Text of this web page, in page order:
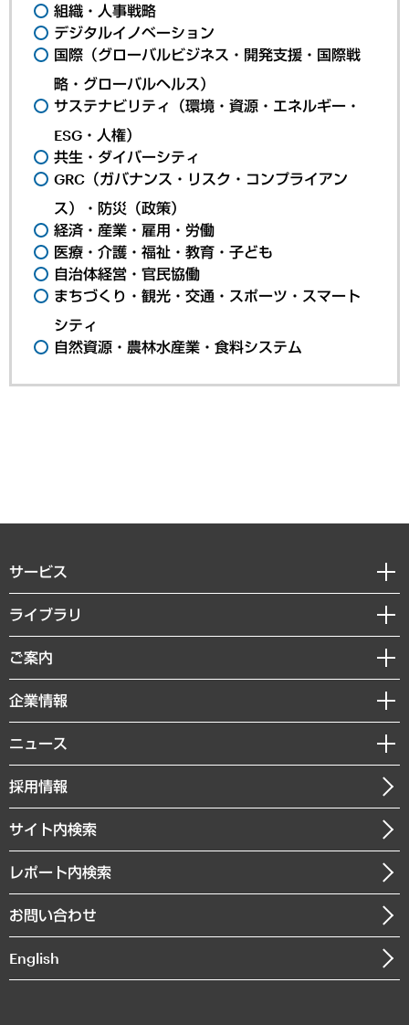
組織・人事戦略
デジタルイノベーション
国際（グローバルビジネス・開発支援・国際戦
略・グローバルヘルス）
サステナビリティ（環境・資源・エネルギー・
ESG・人権）
共生・ダイバーシティ
GRC（ガバナンス・リスク・コンプライアン
ス）・防災（政策）
経済・産業・雇用・労働
医療・介護・福祉・教育・子ども
自治体経営・官民協働
まちづくり・観光・交通・スポーツ・スマート
シティ
自然資源・農林水産業・食料システム
サービス
経営戦略
組織・人事戦略
デジタルイノベーション
共生・ダイバーシティ
GRC（ガバナンス・リスク・コンプライアンス）・防災（政策）
経済・産業・雇用・労働
まちづくり・観光・交通・スポーツ・スマートシティ
自然資源・農林水産業・食料システム
ライブラリ
経済調査
レポート
コラム
経営用語集
受託・受注実績（官公庁関連）
メディア掲載・出演
ご案内
セミナー・イベント情報
MUFGビジネスセミナー
受託案件情報
企業情報
私たちの想い
社長メッセージ
会社概要
沿革
組織図・本部部室紹介
インドネシア現地法人
ニュース
ニュースリリース
お知らせ
採用情報
サイト内検索
レポート内検索
お問い合わせ
English